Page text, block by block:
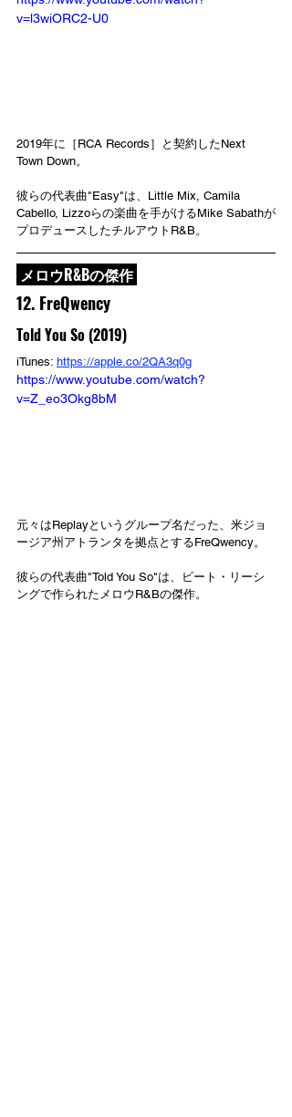
v=l3wiORC2-U0
2019年に［RCA Records］と契約したNext
Town Down。
彼らの代表曲"Easy"は、Little Mix, Camila
Cabello, Lizzoらの楽曲を手がけるMike Sabathが
プロデュースしたチルアウトR&B。
メロウR&Bの傑作
12. FreQwency
Told You So (2019)
iTunes: https://apple.co/2QA3q0g
https://www.youtube.com/watch?
v=Z_eo3Okg8bM
元々はReplayというグループ名だった、米ジョ
ージア州アトランタを拠点とするFreQwency。
彼らの代表曲"Told You So"は、ビート・リーシ
ングで作られたメロウR&Bの傑作。